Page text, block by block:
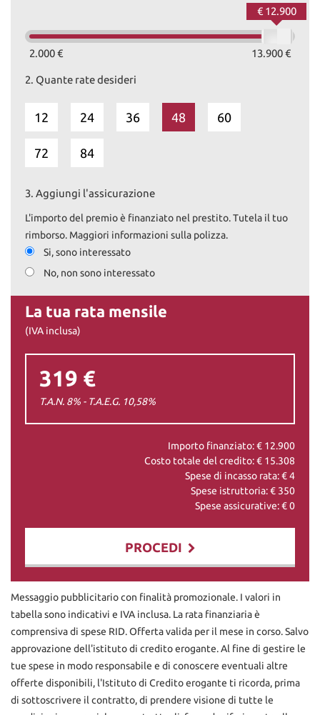
2.000 € 13.900 €
€ 12.900
2. Quante rate desideri
12 24 36 48 60
72 84
3. Aggiungi l'assicurazione
L'importo del premio è finanziato nel prestito. Tutela il tuo
rimborso. Maggiori informazioni sulla polizza.
Si, sono interessato
No, non sono interessato
La tua rata mensile
(IVA inclusa)
319 €
T.A.N. 8% - T.A.E.G. 10,58%
Importo finanziato: € 12.900
Costo totale del credito: € 15.308
Spese di incasso rata: €4
Spese istruttoria: € 350
Spese assicurative: €0
PROCEDI
Contattaci
Messaggio pubblicitario con finalità promozionale. I valori in
tabella sono indicativi e IVA inclusa. La rata finanziaria è
comprensiva di spese RID. Offerta valida per il mese in corso. Salvo
approvazione dell'istituto di credito erogante. Al fine di gestire le
tue spese in modo responsabile e di conoscere eventuali altre
offerte disponibili, l'Istituto di Credito erogante ti ricorda, prima
di sottoscrivere il contratto, di prendere visione di tutte le